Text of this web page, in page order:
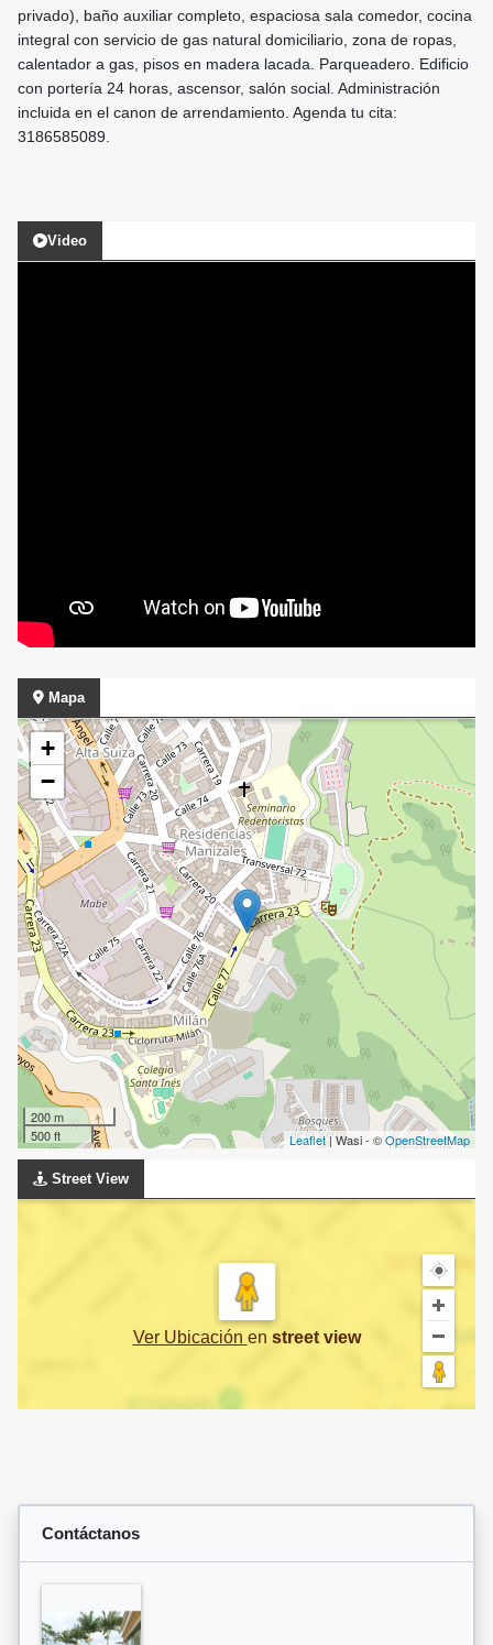
privado), baño auxiliar completo, espaciosa sala comedor, cocina
integral con servicio de gas natural domiciliario, zona de ropas,
calentador a gas, pisos en madera lacada. Parqueadero. Edificio
con portería 24 horas, ascensor, salón social. Administración
incluida en el canon de arrendamiento. Agenda tu cita:
3186585089.
Video
Mapa
+
−
200 m
500 ft
Leaflet| Wasi - ©OpenStreetMap
Street View
Ver Ubicación en street view
Contáctanos